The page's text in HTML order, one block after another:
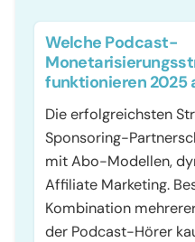
Welche Podcast-
funktionieren 2025
Die erfolgreichsten
Sponsoring-
mit Abo-Modellen,
Affiliate Marketing.
Kombination
der Podcast-Hörer